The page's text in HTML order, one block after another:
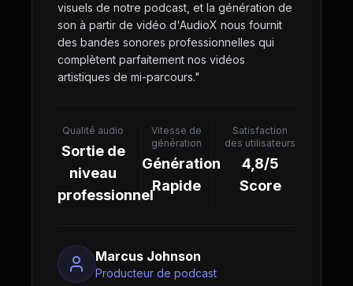
visuels de notre podcast, et la génération de
son à partir de vidéo d'AudioX nous fournit
des bandes sonores professionnelles qui
complètent parfaitement nos vidéos
artistiques de mi-parcours."
Qualité audio
Sortie de
niveau
professionnel
Vitesse de
génération
Génération
Rapide
Satisfaction
des utilisateurs
4,8/5
Score
Marcus Johnson
Producteur de podcast